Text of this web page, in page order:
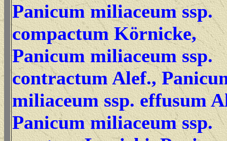
Panicum miliaceum ssp.
compactum Körnicke,
Panicum miliaceum ssp.
contractum Alef.,
miliaceum ssp. effusum
Panicum miliaceum ssp.